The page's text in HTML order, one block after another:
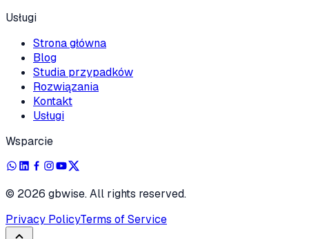
Usługi
Strona główna
Blog
Studia przypadków
Rozwiązania
Kontakt
Usługi
Wsparcie
© 2026 gbwise. All rights reserved.
Privacy PolicyTerms of Service